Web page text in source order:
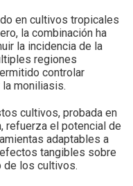
en cultivos tropicales
la combinación ha
la incidencia de la
regiones
controlar
moniliasis.
cultivos, probada en
refuerza el potencial de
adaptables a
tangibles sobre
de los cultivos.